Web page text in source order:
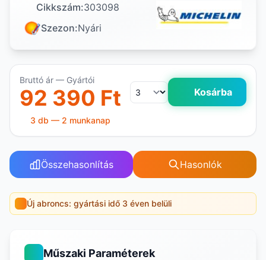
Cikkszám:303098
Szezon:Nyári
Bruttó ár — Gyártói
92 390 Ft Kosárba
3 db — 2 munkanap
Összehasonlítás Hasonlók
Új abroncs: gyártási idő 3 éven belüli
Műszaki Paraméterek